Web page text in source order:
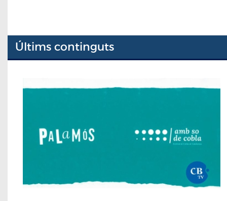
Últims continguts